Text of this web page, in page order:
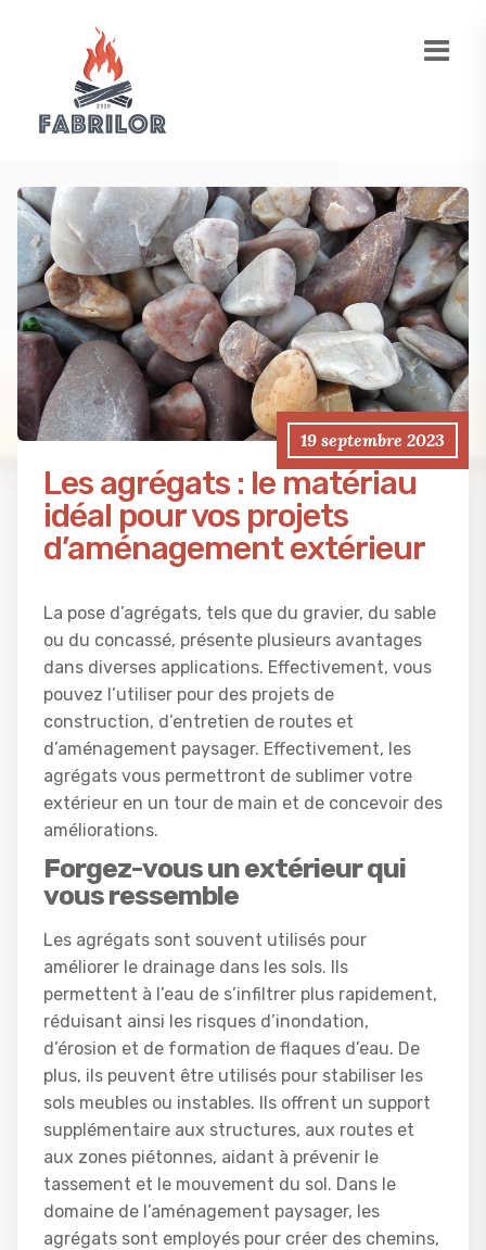
19 septembre 2023
Les agrégats : le matériau
idéal pour vos projets
d’aménagement extérieur
La pose d’agrégats, tels que du gravier, du sable
ou du concassé, présente plusieurs avantages
dans diverses applications. Effectivement, vous
pouvez l’utiliser pour des projets de
construction, d’entretien de routes et
d’aménagement paysager. Effectivement, les
agrégats vous permettront de sublimer votre
extérieur en un tour de main et de concevoir des
améliorations.
Forgez-vous un extérieur qui
vous ressemble
Les agrégats sont souvent utilisés pour
améliorer le drainage dans les sols. Ils
permettent à l’eau de s’infiltrer plus rapidement,
réduisant ainsi les risques d’inondation,
d’érosion et de formation de flaques d’eau. De
plus, ils peuvent être utilisés pour stabiliser les
sols meubles ou instables. Ils offrent un support
supplémentaire aux structures, aux routes et
aux zones piétonnes, aidant à prévenir le
tassement et le mouvement du sol. Dans le
domaine de l’aménagement paysager, les
agrégats sont employés pour créer des chemins,